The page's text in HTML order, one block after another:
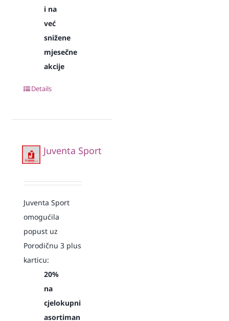
i na
već
snižene
mjesečne
akcije
Details
Juventa Sport
Juventa Sport
omogućila
popust uz
Porodičnu 3 plus
karticu:
20%
na
cjelokupni
asortiman